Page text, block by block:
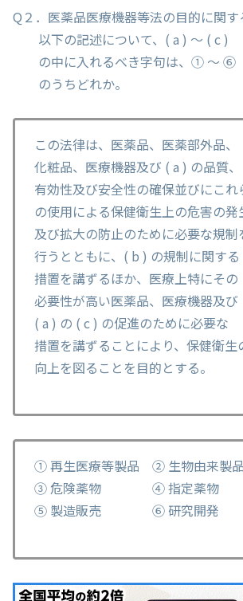
Q２．医薬品医療機器等法の目的に関す
以下の記述について、( a ) ～ ( c )
の中に入れるべき字句は、① ～ ⑥
のうちどれか。
この法律は、医薬品、医薬部外品、
化粧品、医療機器及び ( a ) の品質、
有効性及び安全性の確保並びにこれ
の使用による保健衛生上の危害の発
及び拡大の防止のために必要な規制
行うとともに、( b ) の規制に関する
措置を講ずるほか、医療上特にその
必要性が高い医薬品、医療機器及び
( a ) の ( c ) の促進のために必要な
措置を講ずることにより、保健衛生
向上を図ることを目的とする。
① 再生医療等製品 ② 生物由来製品
③ 危険薬物 ④ 指定薬物
⑤ 製造販売 ⑥ 研究開発